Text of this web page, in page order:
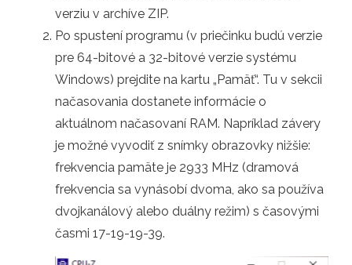
verziu v archíve ZIP.
Po spustení programu (v priečinku budú verzie
pre 64-bitové a 32-bitové verzie systému
Windows) prejdite na kartu „Pamäť“. Tu v sekcii
načasovania dostanete informácie o
aktuálnom načasovaní RAM. Napríklad závery
je možné vyvodiť z snímky obrazovky nižšie:
frekvencia pamäte je 2933 MHz (dramová
frekvencia sa vynásobí dvoma, ako sa používa
dvojkanálový alebo duálny režim) s časovými
časmi 17-19-19-39.